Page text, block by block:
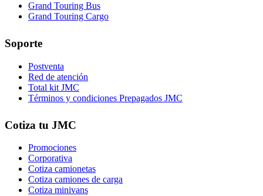
Grand Touring Bus
Grand Touring Cargo
Soporte
Postventa
Red de atención
Total kit JMC
Términos y condiciones Prepagados JMC
Cotiza tu JMC
Promociones
Corporativa
Cotiza camionetas
Cotiza camiones de carga
Cotiza minivans